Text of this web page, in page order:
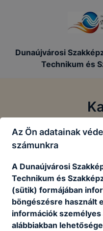
Dunaújvárosi
Technikum és
Főoldal / Karrier
Jelenleg
Az Ön adatainak
számunkra
A Dunaújvárosi
Technikum és
(sütik) formájában
böngészésre használt
információk
alábbiakban